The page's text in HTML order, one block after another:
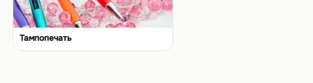
Тампопечать